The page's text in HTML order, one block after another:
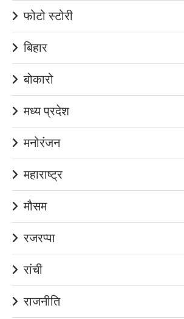
फोटो स्टोरी
बिहार
बोकारो
मध्य प्रदेश
मनोरंजन
महाराष्ट्र
मौसम
रजरप्पा
रांची
राजनीति